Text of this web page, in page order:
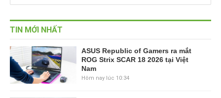
TIN MỚI NHẤT
ASUS Republic of Gamers ra mắt
ROG Strix SCAR 18 2026 tại Việt
Nam
Hôm nay lúc 10:34